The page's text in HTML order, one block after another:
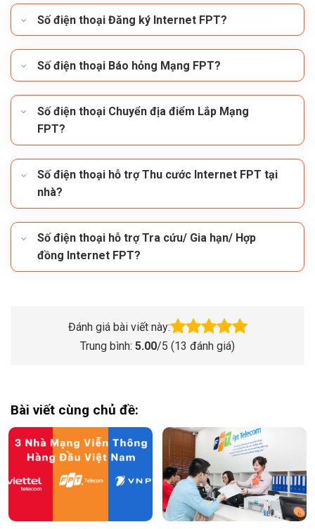
Số điện thoại Đăng ký Internet FPT?
Số điện thoại Báo hỏng Mạng FPT?
Số điện thoại Chuyển địa điểm Lắp Mạng
FPT?
Số điện thoại hỗ trợ Thu cước Internet FPT tại
nhà?
Số điện thoại hỗ trợ Tra cứu/ Gia hạn/ Hợp
đồng Internet FPT?
Đánh giá bài viết này:
Trung bình: 5.00/5 (13 đánh giá)
Bài viết cùng chủ đề: